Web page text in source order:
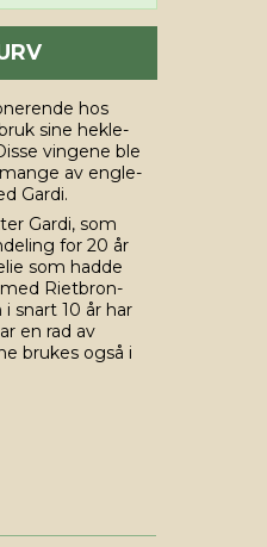
hos
sine hekle-
vingene ble
av engle-
Gardi.
Gardi, som
for 20 år
som hadde
Rietbron-
snart 10 år har
en rad av
brukes også i